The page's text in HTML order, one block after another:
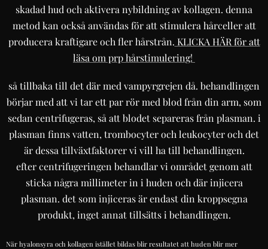
skadad hud och aktivera nybildning av kollagen. denna
metod kan också användas för att stimulera hårceller att
producera kraftigare och fler hårstrån. KLICKA HÄR för att
läsa om prp hårstimulering!
så tillbaka till det där med vampyrgrejen då. behandlingen
börjar med att vi tar ett par rör med blod från din arm, som
sedan centrifugeras, så att blodet separeras från plasman. i
plasman finns vatten, trombocyter och leukocyter och det
är dessa tillväxtfaktorer vi vill ha till behandlingen.
efter centrifugeringen behandlar vi området genom att
sticka några millimeter in i huden och där injicera
plasman. det som injiceras är endast din kroppsegna
produkt, inget annat tillsätts i behandlingen.
När hyalonsyra och kollagen istället bildas blir resultatet att huden blir mer